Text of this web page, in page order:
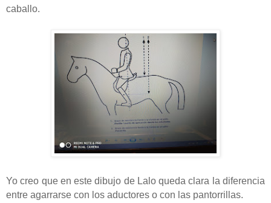
caballo.
Yo creo que en este dibujo de Lalo queda clara la diferencia
entre agarrarse con los aductores o con las pantorrillas.